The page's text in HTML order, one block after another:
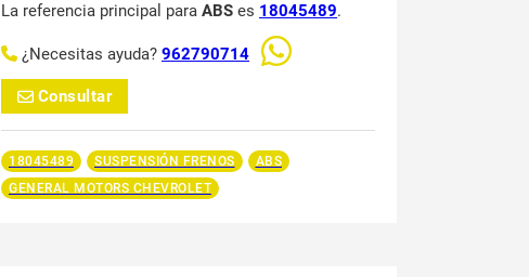
La referencia principal para ABS es 18045489.
¿Necesitas ayuda? 962790714
Consultar
18045489 SUSPENSIÓN FRENOS
ABS
GENERAL MOTORS CHEVROLET